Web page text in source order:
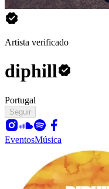
Artista verificado
diphill
Portugal
Seguir
EventosMúsica